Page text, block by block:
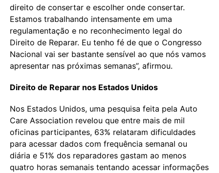
direito de consertar e escolher onde consertar.
Estamos trabalhando intensamente em uma
regulamentação e no reconhecimento legal do
Direito de Reparar. Eu tenho fé de que o Congresso
Nacional vai ser bastante sensível ao que nós vamos
apresentar nas próximas semanas”, afirmou.
Direito de Reparar nos Estados Unidos
Nos Estados Unidos, uma pesquisa feita pela Auto
Care Association revelou que entre mais de mil
oficinas participantes, 63% relataram dificuldades
para acessar dados com frequência semanal ou
diária e 51% dos reparadores gastam ao menos
quatro horas semanais tentando acessar informações